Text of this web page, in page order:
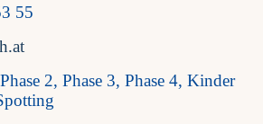
55
2, Phase 3, Phase 4, Kinder